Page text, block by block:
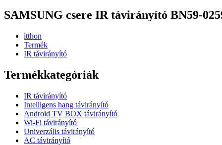
SAMSUNG csere IR távirányító BN59-
itthon
Termék
IR távirányító
Termékkategóriák
IR távirányító
Intelligens hang távirányító
Android TV BOX távirányító
Wi-Fi távirányító
Univerzális távirányító
AC távirányító